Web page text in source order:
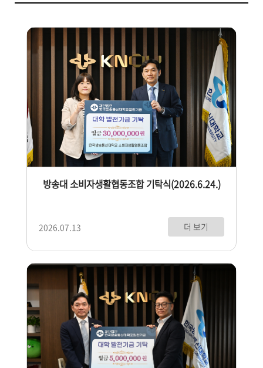
방송대 소비자생활협동조합 기탁식(2026.6.24.)
2026.07.13 더 보기